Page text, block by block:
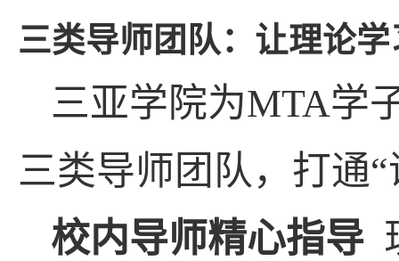
三类导师 团队：让理论
三亚学院为MTA学
三类导师团队，打通
校内导师精心指导